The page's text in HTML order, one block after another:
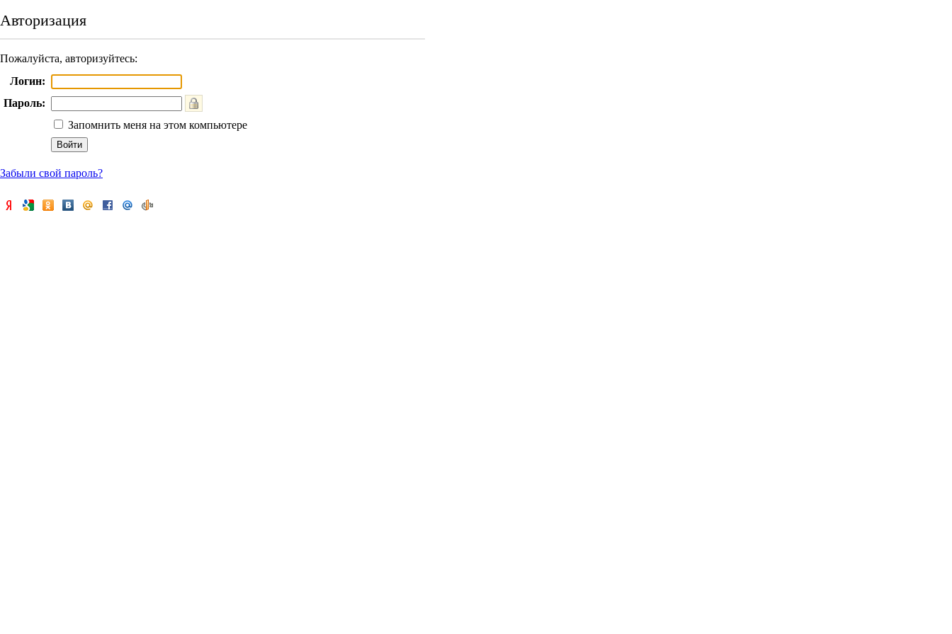
Авторизация
Пожалуйста, авторизуйтесь:
Логин:
Пароль:
Запомнить меня на этом компьютере
Забыли свой пароль?